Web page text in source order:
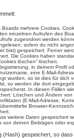
mehrere Cookies.
einzelnen Aufrufen des
zugeordnet werden
sofern du nicht
bist) gespeichert. Ferner
Die Cookies haben
löschen“ löschen.
in deinem Profil
eine E-Mail-
wurden, so ist dies für dich
so werden die dort
In diesen Fällen
Löschen und Ändern
(E-Mail-Adresse,
Browser-
weitere Daten gespeichert
deinen Beiträgen oder
(Hash) gespeichert, so